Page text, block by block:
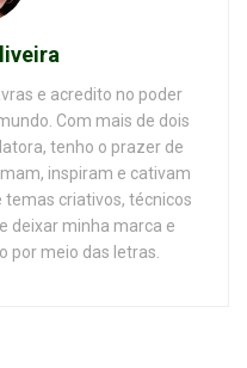
e acredito no poder
Com mais de dois
tenho o prazer de
inspiram e cativam
temas criativos, técnicos
deixar minha marca e
por meio das letras.